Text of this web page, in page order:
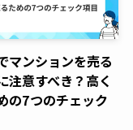
マンションを売る
注意すべき？高く
の7つのチェック